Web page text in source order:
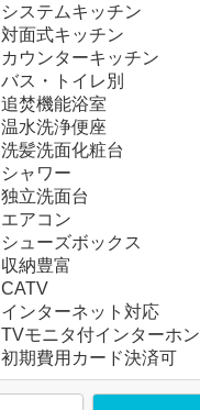
システムキッチン
対面式キッチン
カウンターキッチン
バス・トイレ別
追焚機能浴室
温水洗浄便座
洗髪洗面化粧台
シャワー
独立洗面台
エアコン
シューズボックス
収納豊富
CATV
インターネット対応
TVモニタ付インターホン
初期費用カード決済可